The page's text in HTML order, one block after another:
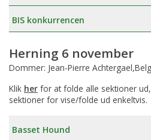
BIS konkurrencen
Herning 6 november
Dommer: Jean-Pierre
Klik her for at folde alle sektioner
sektioner for vise/folde ud enkeltvis.
Basset Hound